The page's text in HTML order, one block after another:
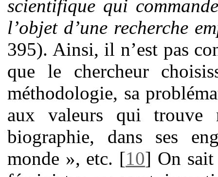
scientifique qui
l’objet d’une recherche
395). Ainsi, il n’est pas
que le chercheur
méthodologie, sa
aux valeurs qui trouve
biographie, dans ses
monde », etc. [10] On sait